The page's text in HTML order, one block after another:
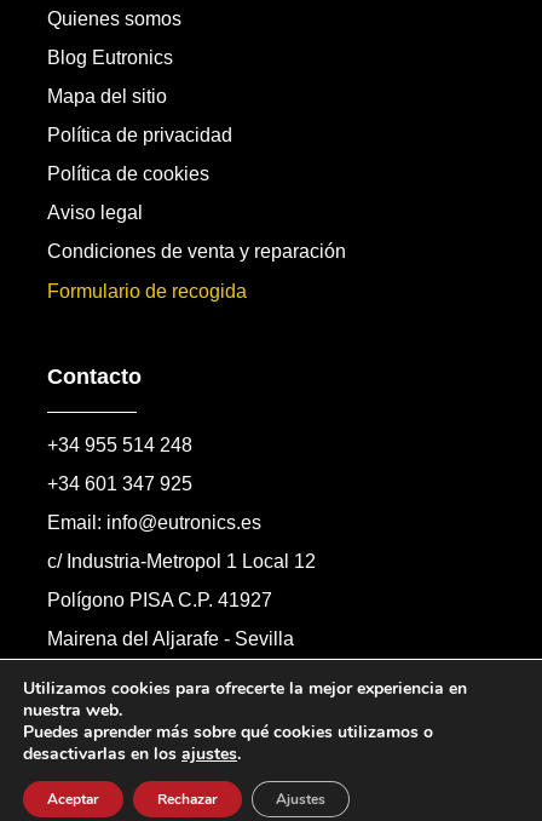
Quienes somos
Blog Eutronics
Mapa del sitio
Política de privacidad
Política de cookies
Aviso legal
Condiciones de venta y reparación
Formulario de recogida
Contacto
+34 955 514 248
+34 601 347 925
Email: info@eutronics.es
c/ Industria-Metropol 1 Local 12
Polígono PISA C.P. 41927
Mairena del Aljarafe - Sevilla
Formulario de contacto
Todos los derechos reservados.
Utilizamos cookies para ofrecerte la mejor experiencia en
nuestra web.
Puedes aprender más sobre qué cookies utilizamos o
desactivarlas en los ajustes.
Aceptar Rechazar Ajustes